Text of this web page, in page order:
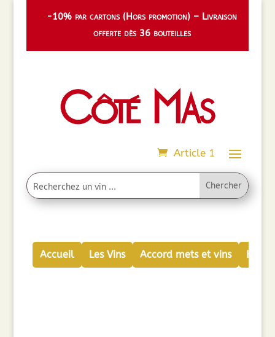
-10% par cartons (Hors promotion) – Livraison
offerte dès 36 bouteilles
Article 1
Accueil Les Vins Accord mets et vins